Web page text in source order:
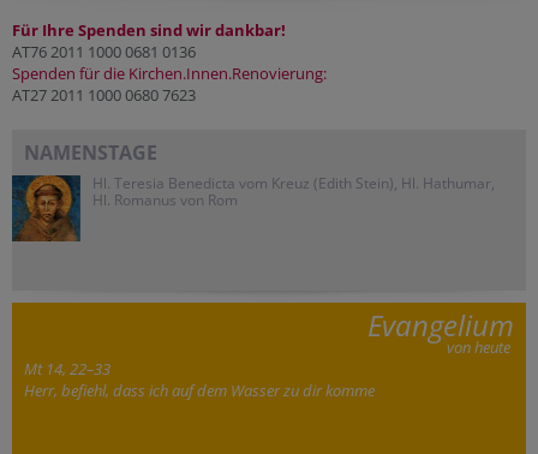
Für Ihre Spenden sind wir dankbar!
AT76 2011 1000 0681 0136
Spenden für die Kirchen.Innen.Renovierung:
AT27 2011 1000 0680 7623
NAMENSTAGE
Hl. Teresia Benedicta vom Kreuz (Edith Stein), Hl. Hathumar,
Hl. Romanus von Rom
Evangelium
von heute
Mt 14, 22–33
Herr, befiehl, dass ich auf dem Wasser zu dir komme